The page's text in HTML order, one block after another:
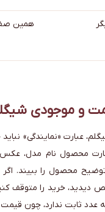
همین
و موجودی
عبارت «نمایندگی»
کارت محصول نام مدل،
محصول را ببیند. اگر
دیدید، خرید را متوقف
عدد ثابت ندارد، چون